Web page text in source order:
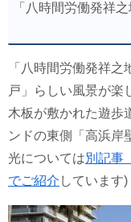
「八時間労働発祥
「八時間労働発祥
戸」らしい風景が楽
木板が敷かれた遊歩
ンドの東側「高浜岸
光については別記事
でご紹介 しています)